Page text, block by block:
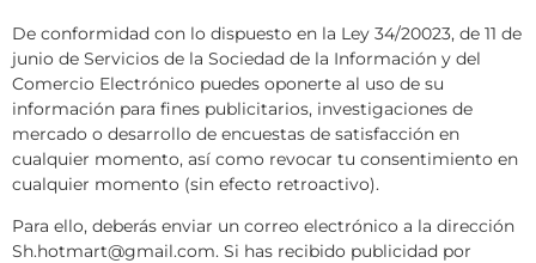
De conformidad con lo dispuesto en la Ley 34/20023, de 11 de
junio de Servicios de la Sociedad de la Información y del
Comercio Electrónico puedes oponerte al uso de su
información para fines publicitarios, investigaciones de
mercado o desarrollo de encuestas de satisfacción en
cualquier momento, así como revocar tu consentimiento en
cualquier momento (sin efecto retroactivo).
Para ello, deberás enviar un correo electrónico a la dirección
Sh.hotmart@gmail.com. Si has recibido publicidad por